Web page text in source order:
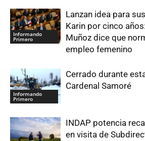
Informando
Primero
Lanzan idea para
Karin por cinco
Muñoz dice que
empleo femenino
Informando
Primero
Cerrado durante
Cardenal Samoré
INDAP potencia
en visita de